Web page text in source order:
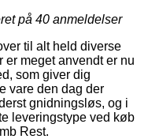
på 40 anmeldelser
til alt held diverse
meget anvendt er nu
som giver dig
vare den dag der
gnidningsløs, og i
leveringstype ved køb
Rest.